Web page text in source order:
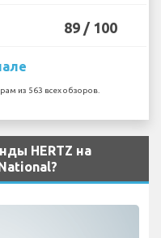
89 / 100
из 563 всех обзоров.
HERTZ на